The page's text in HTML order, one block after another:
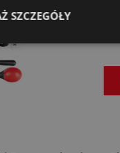
SZCZEGÓŁY